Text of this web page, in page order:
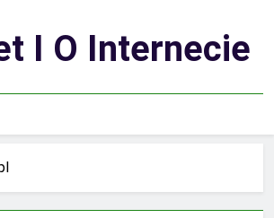
I O Internecie